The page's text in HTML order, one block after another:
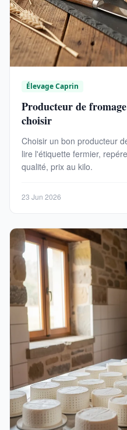
Élevage Caprin
Producteur de
choisir
Choisir un bon producteur
lire l'étiquette fermier,
qualité, prix au kilo.
23 Jun 2026